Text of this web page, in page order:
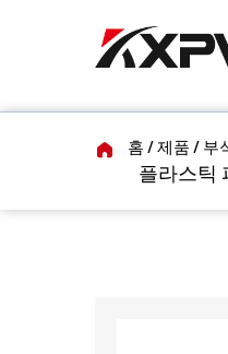
홈 /제품 / 부
플라스틱